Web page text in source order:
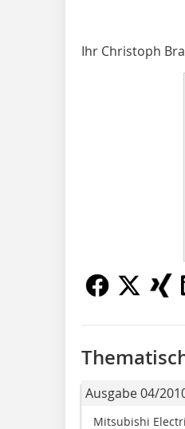
Ihr Christoph
Ausgabe 04/
Mitsubishi